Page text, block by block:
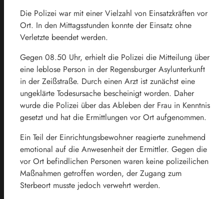
Die Polizei war mit einer Vielzahl von Einsatzkräften vor
Ort. In den Mittagsstunden konnte der Einsatz ohne
Verletzte beendet werden.
Gegen 08.50 Uhr, erhielt die Polizei die Mitteilung über
eine leblose Person in der Regensburger Asylunterkunft
in der Zeißstraße. Durch einen Arzt ist zunächst eine
ungeklärte Todesursache bescheinigt worden. Daher
wurde die Polizei über das Ableben der Frau in Kenntnis
gesetzt und hat die Ermittlungen vor Ort aufgenommen.
Ein Teil der Einrichtungsbewohner reagierte zunehmend
emotional auf die Anwesenheit der Ermittler. Gegen die
vor Ort befindlichen Personen waren keine polizeilichen
Maßnahmen getroffen worden, der Zugang zum
Sterbeort musste jedoch verwehrt werden.